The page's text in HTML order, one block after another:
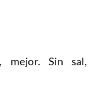
mejor. Sin sal,